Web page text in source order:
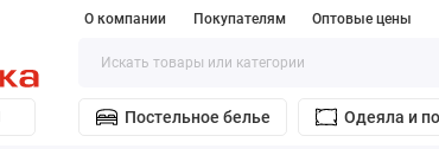
О компании Покупателям Оптовые цены
Постельное белье Одеяла и